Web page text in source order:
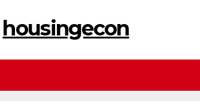
housingecon